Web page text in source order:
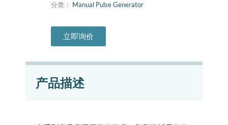
分类： Manual Pulse Generator
立即询价
产品描述